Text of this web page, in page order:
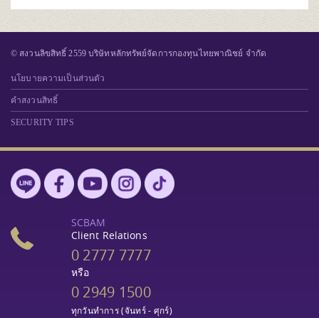
© สงวนลิขสิทธิ์ 2559 บริษัทหลักทรัพย์จัดการกองทุนไทยพาณิชย์ จำกัด
นโยบายความเป็นส่วนตัว
คำสงวนสิทธิ์
SECURITY TIPS
SCBAM
Client Relations
0 2777 7777
หรือ
0 2949 1500
ทุกวันทำการ (จันทร์ - ศุกร์)